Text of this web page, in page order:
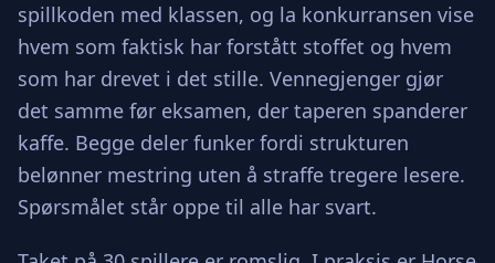
spillkoden med klassen, og la konkurransen vise
hvem som faktisk har forstått stoffet og hvem
som har drevet i det stille. Vennegjenger gjør
det samme før eksamen, der taperen spanderer
kaffe. Begge deler funker fordi strukturen
belønner mestring uten å straffe tregere lesere.
Spørsmålet står oppe til alle har svart.